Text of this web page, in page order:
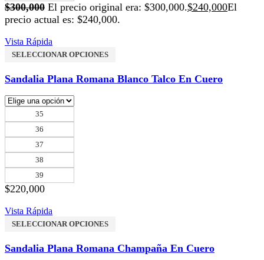
$300,000 El precio original era: $300,000.$240,000El
precio actual es: $240,000.
Vista Rápida
SELECCIONAR OPCIONES
Sandalia Plana Romana Blanco Talco En Cuero
35
36
37
38
39
$220,000
Vista Rápida
SELECCIONAR OPCIONES
Sandalia Plana Romana Champaña En Cuero